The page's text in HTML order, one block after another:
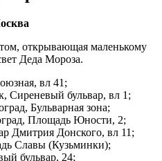
открывающая маленькому
Деда Мороза.
вл 41;
Сиреневый бульвар, вл 1;
Бульварная зона;
Площадь Юности, 2;
Дмитрия Донского, вл 11;
Славы (Кузьминки);
бульвар, 24;